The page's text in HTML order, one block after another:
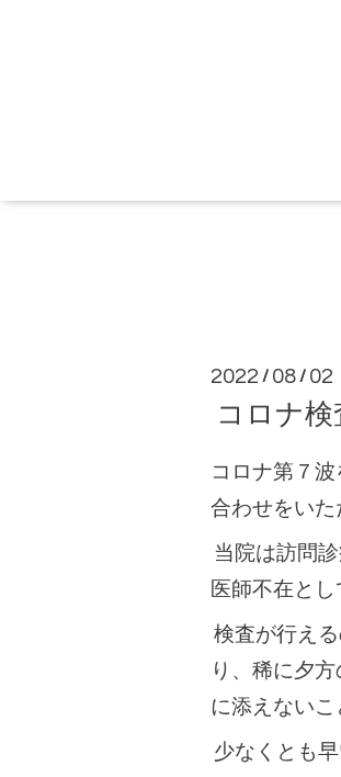
2022 / 08 / 02
コロナ
コロナ第７
合わせをいた
当院は訪問
医師不在とし
検査が行え
り、稀に夕
に添えないこ
少なくとも